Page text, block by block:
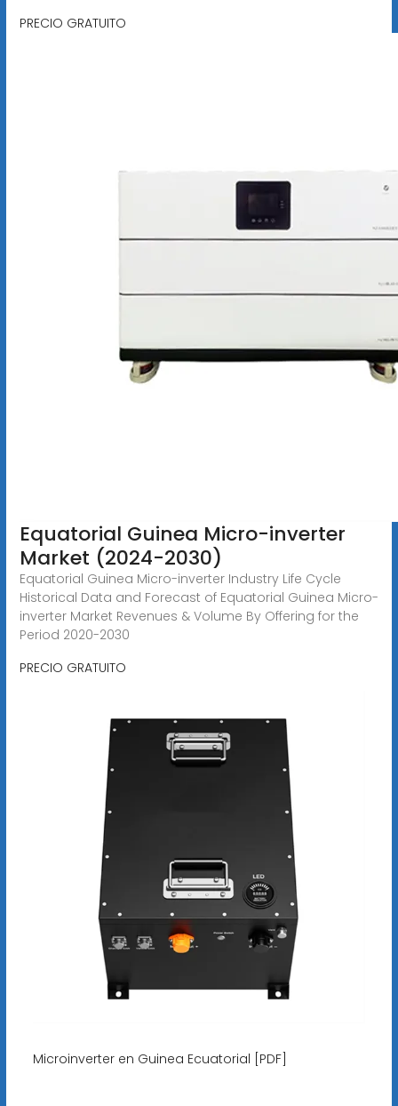
PRECIO GRATUITO
Equatorial Guinea Micro-inverter
Market (2024-2030)
Equatorial Guinea Micro-inverter Industry Life Cycle
Historical Data and Forecast of Equatorial Guinea Micro-
inverter Market Revenues & Volume By Offering for the
Period 2020-2030
PRECIO GRATUITO
Microinverter en Guinea Ecuatorial [PDF]